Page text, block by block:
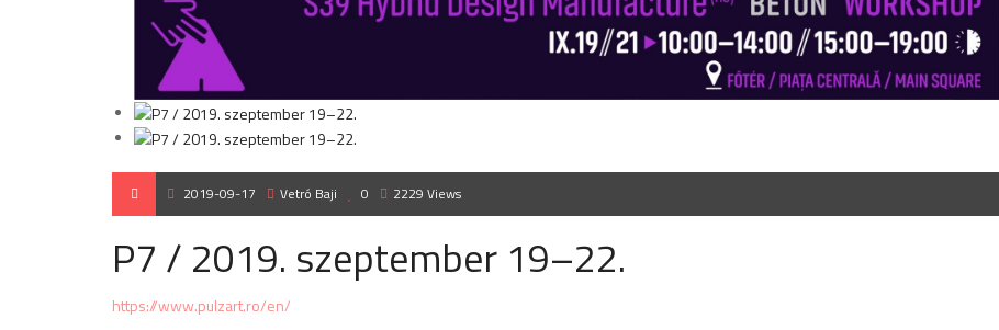
2019-09-17 Vetró Baji 0 2229 Views
P7 / 2019. szeptember 19–22.
https://www.pulzart.ro/en/